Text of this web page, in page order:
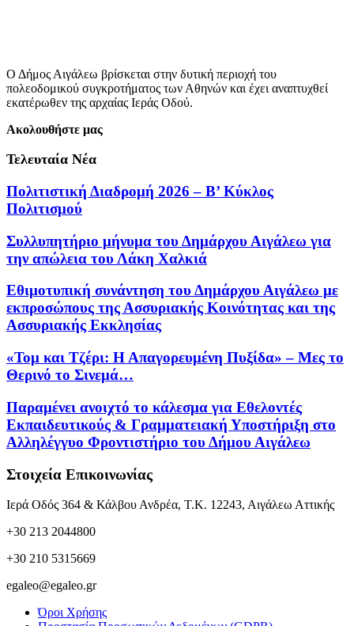
Ο Δήμος Αιγάλεω βρίσκεται στην δυτική περιοχή του
πολεοδομικού συγκροτήματος των Αθηνών και έχει αναπτυχθεί
εκατέρωθεν της αρχαίας Ιεράς Οδού.
Ακολουθήστε μας
Τελευταία Νέα
Πολιτιστική Διαδρομή 2026 – Β’ Κύκλος
Πολιτισμού
Συλλυπητήριο μήνυμα του Δημάρχου Αιγάλεω για
την απώλεια του Λάκη Χαλκιά
Εθιμοτυπική συνάντηση του Δημάρχου Αιγάλεω με
εκπροσώπους της Ασσυριακής Κοινότητας και της
Ασσυριακής Εκκλησίας
«Τομ και Τζέρι: Η Απαγορευμένη Πυξίδα» – Μες το
Θερινό το Σινεμά…
Παραμένει ανοιχτό το κάλεσμα για Εθελοντές
Εκπαιδευτικούς & Γραμματειακή Υποστήριξη στο
Αλληλέγγυο Φροντιστήριο του Δήμου Αιγάλεω
Στοιχεία Επικοινωνίας
Ιερά Οδός 364 & Κάλβου Ανδρέα, Τ.Κ. 12243, Αιγάλεω Αττικής
+30 213 2044800
+30 210 5315669
egaleo@egaleo.gr
Όροι Χρήσης